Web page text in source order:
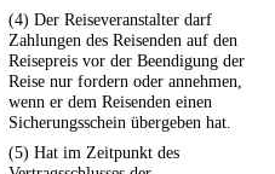
(4) Der Reiseveranstalter darf
Zahlungen des Reisenden auf den
Reisepreis vor der Beendigung der
Reise nur fordern oder annehmen,
wenn er dem Reisenden einen
Sicherungsschein übergeben hat.
(5) Hat im Zeitpunkt des